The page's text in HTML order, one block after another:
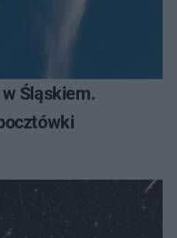
Śląskiem.